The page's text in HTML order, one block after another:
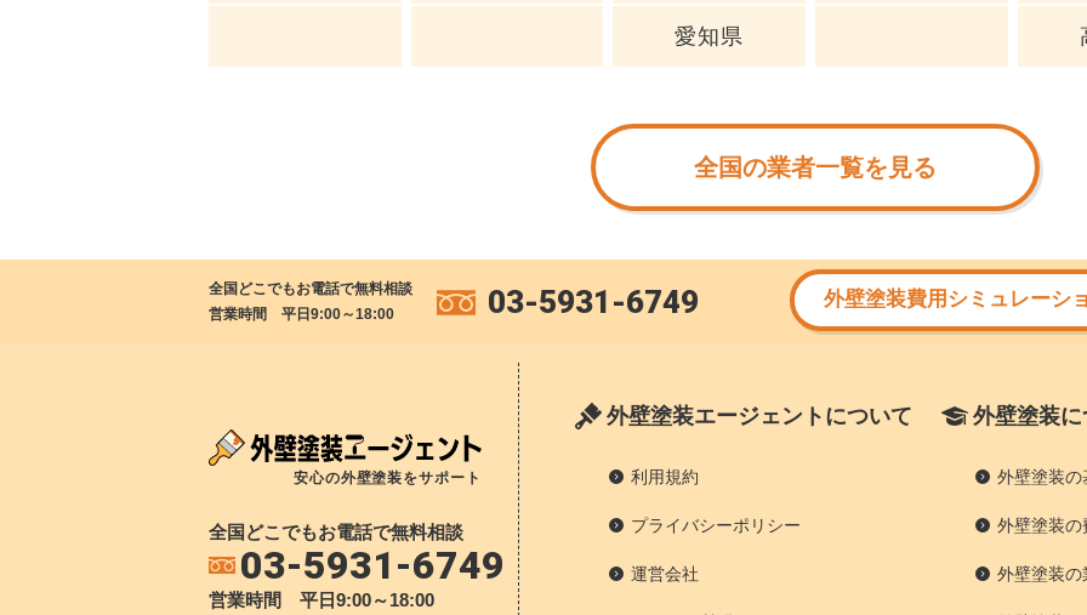
愛知県
全国の業者一覧を見る
全国どこでもお電話で無料相談
営業時間 平日9:00～18:00
03-5931-6749 外壁塗装費用シミュレーシ
安心の外壁塗装をサポート
全国どこでもお電話で無料相談
03-5931-6749
営業時間 平日9:00～18:00
外壁塗装エージェントについて
利用規約
プライバシーポリシー
運営会社
外壁塗装
外壁塗装の
外壁塗装の
外壁塗装の